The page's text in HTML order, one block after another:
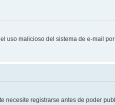
uso malicioso del sistema de e-mail
registrarse antes de poder